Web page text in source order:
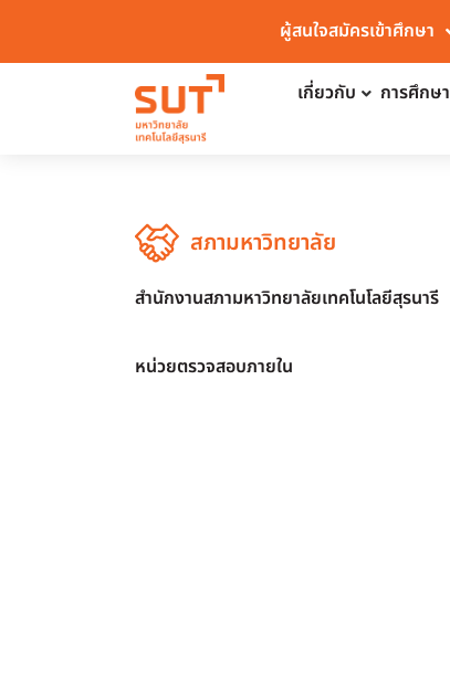
ผู้สนใจสมัครเข้าศึกษา
เกี่ยวกับ การศึกษา
สภามหาวิทยาลัย
สำนักงานสภามหาวิทยาลัยเทคโนโลยีสุรนารี
หน่วยตรวจสอบภายใน